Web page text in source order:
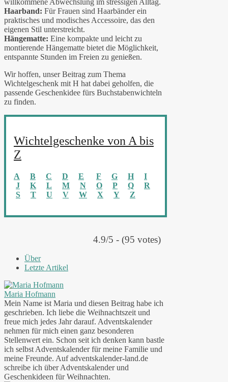
Haarband: Für Frauen sind Haarbänder ein
praktisches und modisches Accessoire, das den
eigenen Stil unterstreicht.
Hängematte: Eine kompakte und leicht zu
montierende Hängematte bietet die Möglichkeit,
entspannte Stunden im Freien zu genießen.
Wir hoffen, unser Beitrag zum Thema
Wichtelgeschenk mit H hat dabei geholfen, die
passende Geschenkidee fürs Buchstabenwichteln
zu finden.
Wichtelgeschenke von A bis
Z
A B C D E F G H
I
J
K L M N O P Q
R
S
T U V W X Y Z
4.9/5 - (95 votes)
Über
Letzte Artikel
Maria Hofmann
Mein Name ist Maria und diesen Beitrag habe ich
geschrieben. Ich liebe die Weihnachtszeit und
freue mich jedes Jahr darauf. Adventskalender
nehmen für mich einen ganz besonderen
Stellenwert ein. Schon seit ich denken kann bastle
ich selbst Adventskalender für meine Familie und
meine Freunde. Auf adventskalender-land.de
schreibe ich über Adventskalender und
Geschenkideen für Weihnachten.